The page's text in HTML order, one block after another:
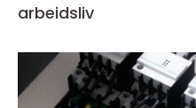
arbeidsliv